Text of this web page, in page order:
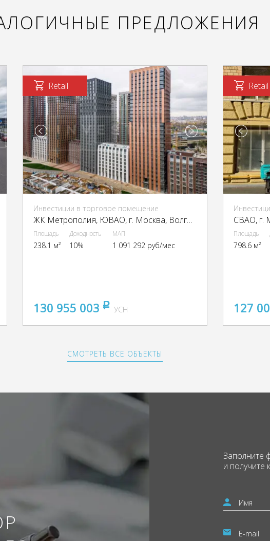
ПРЕДЛОЖЕНИЯ
Retail
Инвестиции в торговое помещение
ЖК Метрополия, ЮВАО, г. Москва, Волгоградский пр-кт, 32/5к1
Площадь
238.1 м²
Доходность
10%
МАП
1 091 292 руб/мес
130 955 003 pуб
УСН
Retail
CВАО, г.
Площадь
798.6 м²
127
СМОТРЕТЬ ВСЕ ОБЪЕКТЫ
Заполните
и получите